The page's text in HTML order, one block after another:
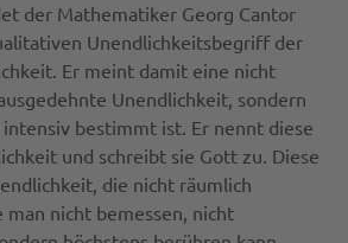
der Mathematiker Georg Cantor
Unendlichkeitsbegriff der
Er meint damit eine nicht
Unendlichkeit, sondern
bestimmt ist. Er nennt diese
und schreibt sie Gott zu. Diese
die nicht räumlich
man nicht bemessen, nicht